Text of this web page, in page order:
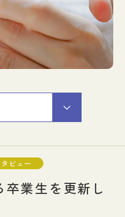
ビュー
卒業生を更新し